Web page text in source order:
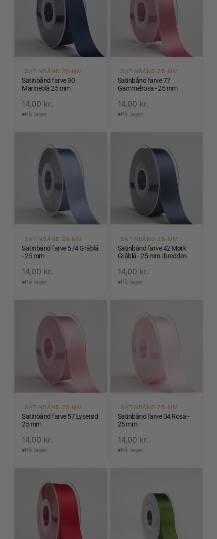
SATINBÅND 25 MM
Satinbånd farve 90
Marineblå 25 mm
14,00 kr.
På lager
SATINBÅND 25 MM
Satinbånd farve 77
Gammelrosa - 25 mm
14,00 kr.
På lager
SATINBÅND 25 MM
Satinbånd farve 574 Gråblå
- 25 mm
14,00 kr.
På lager
SATINBÅND 25 MM
Satinbånd farve 42 Mørk
Gråblå - 25 mm i bredden
14,00 kr.
På lager
SATINBÅND 25 MM
Satinbånd farve 57 Lyserød
25 mm
14,00 kr.
På lager
SATINBÅND 25 MM
Satinbånd farve 04 Rosa -
25 mm
14,00 kr.
På lager